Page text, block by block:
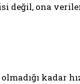
değil, ona
kadar